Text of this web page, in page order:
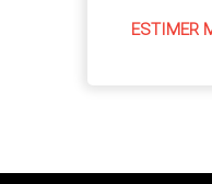
ESTIMER